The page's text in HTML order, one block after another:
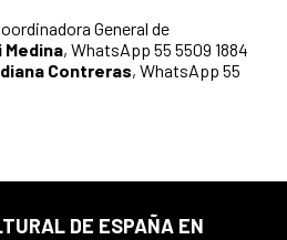
General de
Medina, WhatsApp 55 5509 1884
Contreras, WhatsApp 55
DE ESPAÑA EN